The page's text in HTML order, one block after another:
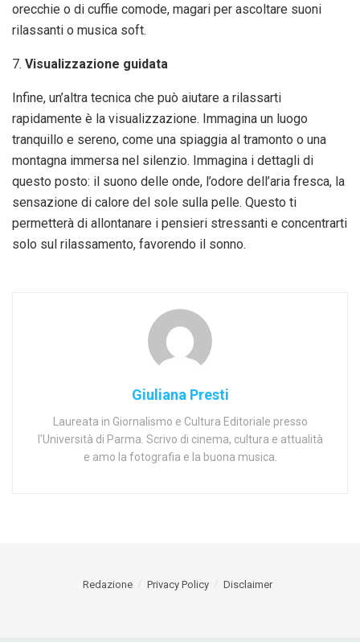
orecchie o di cuffie comode, magari per ascoltare suoni
rilassanti o musica soft.
7. Visualizzazione guidata
Infine, un’altra tecnica che può aiutare a rilassarti
rapidamente è la visualizzazione. Immagina un luogo
tranquillo e sereno, come una spiaggia al tramonto o una
montagna immersa nel silenzio. Immagina i dettagli di
questo posto: il suono delle onde, l’odore dell’aria fresca, la
sensazione di calore del sole sulla pelle. Questo ti
permetterà di allontanare i pensieri stressanti e concentrarti
solo sul rilassamento, favorendo il sonno.
Giuliana Presti
Laureata in Giornalismo e Cultura Editoriale presso
l'Università di Parma. Scrivo di cinema, cultura e attualità
e amo la fotografia e la buona musica.
Redazione Privacy Policy Disclaimer